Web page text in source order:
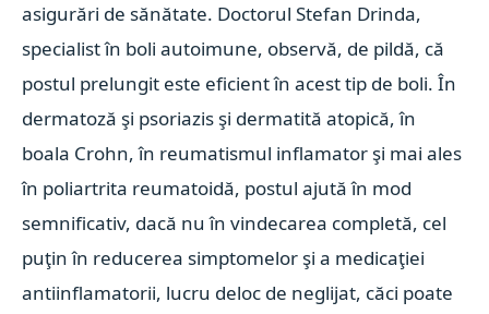
asigurări de sănătate. Doctorul Stefan Drinda,
specialist în boli autoimune, observă, de pildă, că
postul prelungit este eficient în acest tip de boli. În
dermatoză şi psoriazis şi dermatită atopică, în
boala Crohn, în reumatismul inflamator şi mai ales
în poliartrita reumatoidă, postul ajută în mod
semnificativ, dacă nu în vindecarea completă, cel
puţin în reducerea simptomelor şi a medicaţiei
antiinflamatorii, lucru deloc de neglijat, căci poate